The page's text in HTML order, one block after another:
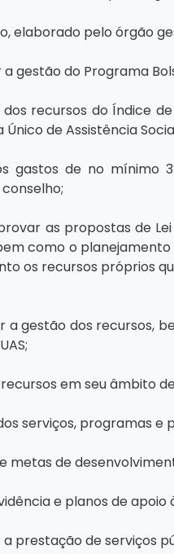
elaborado pelo órgão
gestão do Programa
recursos do Índice
de Assistência
de no mínimo
as propostas de
como o
os recursos próprios
a gestão dos recursos,
em seu âmbito
serviços, programas
metas de
e planos de apoio
prestação de serviços